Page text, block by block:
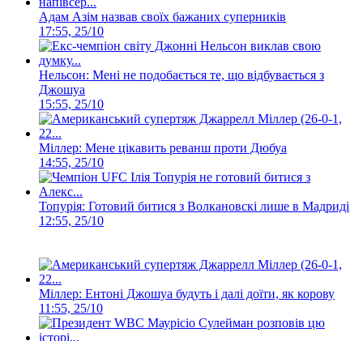
Адам Азім назвав своїх бажаних суперників
17:55, 25/10
Нельсон: Мені не подобається те, що відбувається з
Джошуа
15:55, 25/10
Міллер: Мене цікавить реванш проти Дюбуа
14:55, 25/10
Топурія: Готовий битися з Волкановскі лише в Мадриді
12:55, 25/10
Міллер: Ентоні Джошуа будуть і далі доїти, як корову
11:55, 25/10